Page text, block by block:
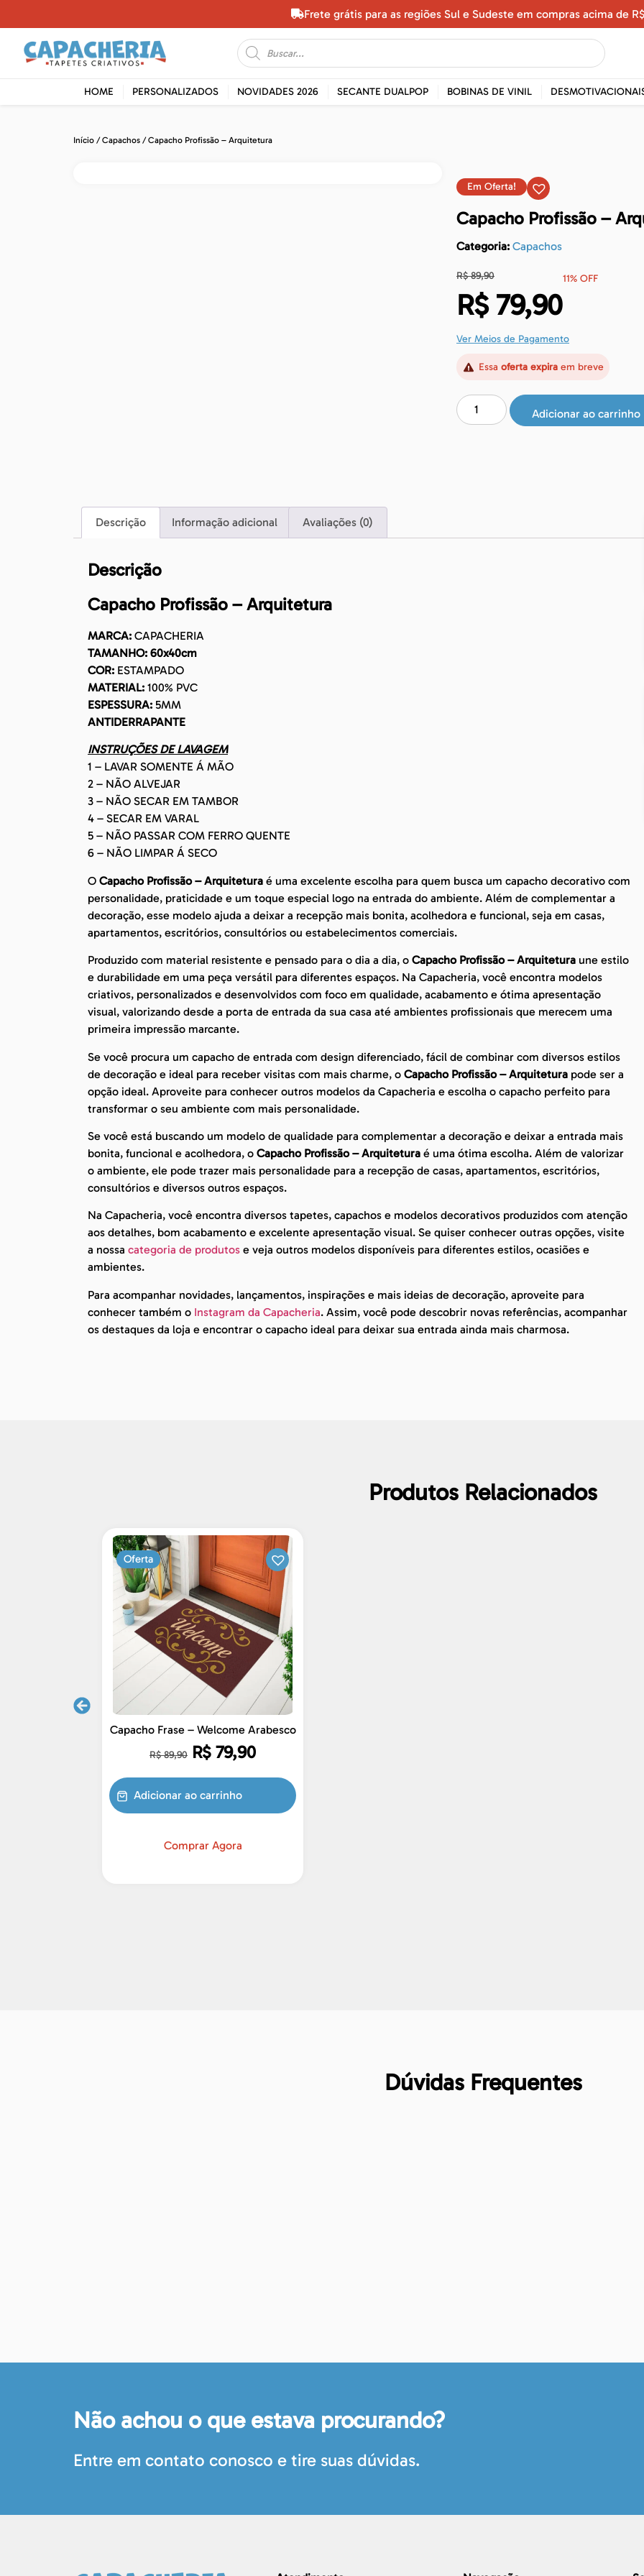
Frete grátis para as regiões Sul e Sudeste em compras acima de
HOME PERSONALIZADOS NOVIDADES 2026 SECANTE DUALPOP BOBINAS DE VINIL
Início /Capachos / Capacho Profissão – Arquitetura
Em Oferta!
Capacho Profissão –
Categoria: Capachos
R$89,90
R$79,90
11% OFF
Ver Meios de Pagamento
Essa oferta expiraem breve
Adicionar ao carrinho
Descrição Informação adicional Avaliações (0)
Descrição
Capacho Profissão – Arquitetura
MARCA: CAPACHERIA
TAMANHO: 60x40cm
COR: ESTAMPADO
MATERIAL: 100% PVC
ESPESSURA: 5MM
ANTIDERRAPANTE
INSTRUÇÕES DE LAVAGEM
1 – LAVAR SOMENTE Á MÃO
2 – NÃO ALVEJAR
3 – NÃO SECAR EM TAMBOR
4 – SECAR EM VARAL
5 – NÃO PASSAR COM FERRO QUENTE
6 – NÃO LIMPAR Á SECO
O Capacho Profissão – Arquitetura é uma excelente escolha para quem busca um capacho decorativo com
personalidade, praticidade e um toque especial logo na entrada do ambiente. Além de complementar a
decoração, esse modelo ajuda a deixar a recepção mais bonita, acolhedora e funcional, seja em casas,
apartamentos, escritórios, consultórios ou estabelecimentos comerciais.
Produzido com material resistente e pensado para o dia a dia, o Capacho Profissão – Arquitetura une estilo
e durabilidade em uma peça versátil para diferentes espaços. Na Capacheria, você encontra modelos
criativos, personalizados e desenvolvidos com foco em qualidade, acabamento e ótima apresentação
visual, valorizando desde a porta de entrada da sua casa até ambientes profissionais que merecem uma
primeira impressão marcante.
Se você procura um capacho de entrada com design diferenciado, fácil de combinar com diversos estilos
de decoração e ideal para receber visitas com mais charme, o Capacho Profissão – Arquitetura pode ser a
opção ideal. Aproveite para conhecer outros modelos da Capacheria e escolha o capacho perfeito para
transformar o seu ambiente com mais personalidade.
Se você está buscando um modelo de qualidade para complementar a decoração e deixar a entrada mais
bonita, funcional e acolhedora, o Capacho Profissão – Arquitetura é uma ótima escolha. Além de valorizar
o ambiente, ele pode trazer mais personalidade para a recepção de casas, apartamentos, escritórios,
consultórios e diversos outros espaços.
Na Capacheria, você encontra diversos tapetes, capachos e modelos decorativos produzidos com atenção
aos detalhes, bom acabamento e excelente apresentação visual. Se quiser conhecer outras opções, visite
a nossa categoria de produtos e veja outros modelos disponíveis para diferentes estilos, ocasiões e
ambientes.
Para acompanhar novidades, lançamentos, inspirações e mais ideias de decoração, aproveite para
conhecer também o Instagram da Capacheria. Assim, você pode descobrir novas referências, acompanhar
os destaques da loja e encontrar o capacho ideal para deixar sua entrada ainda mais charmosa.
Produtos Relacionados
Oferta
Capacho Frase – Welcome Arabesco
R$89,90 R$ 79,90
Adicionar ao carrinho
Comprar Agora
Dúvidas Frequentes
Não achou o que estava procurando?
Entre em contato conosco e tire suas dúvidas.